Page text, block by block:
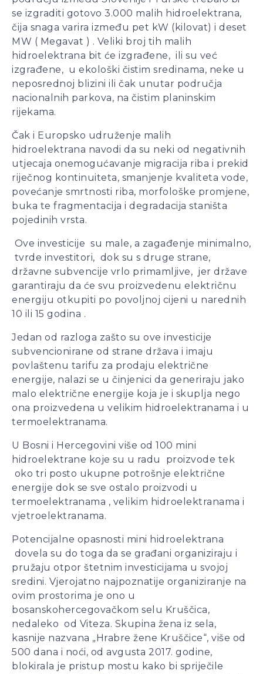
Zenici ugasiće se
kompletna industrija u BiH
– mišljenja je ekonomista
Aleksa Milojević
Radnici Nove željezare
Zenica najavljuju štrajk:
„Sve ili ništa“
na Balkanu
Industrijski slom kao
sistemska kriza: Nova
Ljubija, Željezara Zenica i
granice održivosti bh.
ekonomije
se izgraditi gotovo 3.000 malih hidroelektrana,
čija snaga varira između pet kW (kilovat) i deset
MW ( Megavat ) . Veliki broj tih malih
hidroelektrana bit će izgrađene, ili su već
izgrađene, u ekološki čistim sredinama, neke u
neposrednoj blizini ili čak unutar područja
nacionalnih parkova, na čistim planinskim
rijekama.
Čak i Europsko udruženje malih
hidroelektrana navodi da su neki od negativnih
utjecaja onemogućavanje migracija riba i prekid
riječnog kontinuiteta, smanjenje kvaliteta vode,
povećanje smrtnosti riba, morfološke promjene,
buka te fragmentacija i degradacija staništa
pojedinih vrsta.
Ove investicije su male, a zagađenje minimalno,
tvrde investitori, dok su s druge strane,
državne subvencije vrlo primamljive, jer države
garantiraju da će svu proizvedenu električnu
energiju otkupiti po povoljnoj cijeni u narednih
10 ili 15 godina .
Jedan od razloga zašto su ove investicije
subvencionirane od strane država i imaju
povlaštenu tarifu za prodaju električne
energije, nalazi se u činjenici da generiraju jako
malo električne energije koja je i skuplja nego
ona proizvedena u velikim hidroelektranama i u
termoelektranama.
U Bosni i Hercegovini više od 100 mini
hidroelektrane koje su u radu proizvode tek
oko tri posto ukupne potrošnje električne
energije dok se sve ostalo proizvodi u
termoelektranama , velikim hidroelektranama i
vjetroelektranama.
Potencijalne opasnosti mini hidroelektrana
dovela su do toga da se građani organiziraju i
pružaju otpor štetnim investicijama u svojoj
sredini. Vjerojatno najpoznatije organiziranje na
ovim prostorima je ono u
bosanskohercegovačkom selu Kruščica,
nedaleko od Viteza. Skupina žena iz sela,
kasnije nazvana „Hrabre žene Kruščice“, više od
500 dana i noći, od avgusta 2017. godine,
blokirala je pristup mostu kako bi spriječile